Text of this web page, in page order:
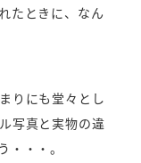
たときに、なん
りにも堂々とし
写真と実物の違
・・。